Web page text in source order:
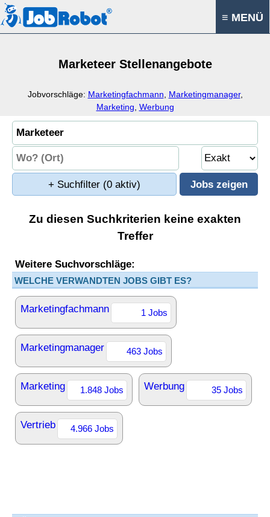
≡ MENÜ
Marketeer Stellenangebote
Jobvorschläge: Marketingfachmann Marketingmanager,
Marketing Werbung
+ Suchfilter (0 aktiv)
Zu diesen Suchkriterien keine exakten
Treffer
Weitere Suchvorschläge:
WELCHE VERWANDTEN JOBS GIBT ES?
Marketingfachmann 1 Jobs
Marketingmanager 463 Jobs
Marketing 1.848 Jobs Werbung 35 Jobs
Vertrieb 4.966 Jobs